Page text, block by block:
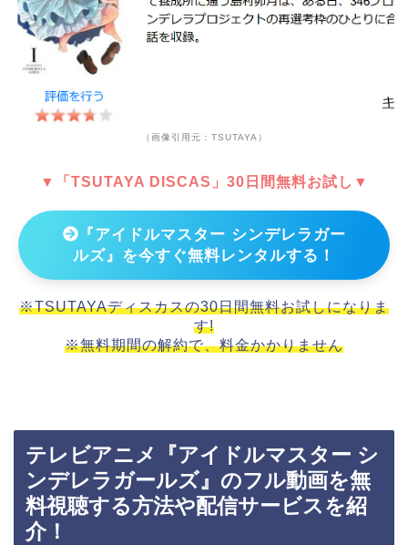
（画像引用元：TSUTAYA）
▼「TSUTAYA DISCAS」30日間無料お試し▼
『アイドルマスター シンデレラガー
ルズ』を今すぐ無料レンタルする！
※TSUTAYAディスカスの30日間無料お試しになりま
す!
※無料期間の解約で、料金かかりません
テレビアニメ『アイドルマスター シ
ンデレラガールズ』のフル動画を無
料視聴する方法や配信サービスを紹
介！